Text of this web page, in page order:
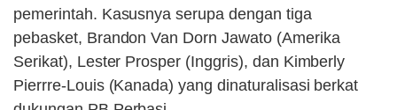
pemerintah. Kasusnya serupa dengan tiga
pebasket, Brandon Van Dorn Jawato (Amerika
Serikat), Lester Prosper (Inggris), dan Kimberly
Pierrre-Louis (Kanada) yang dinaturalisasi berkat